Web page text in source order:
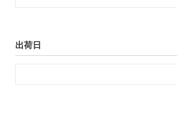
出荷日